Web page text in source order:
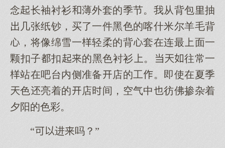
念长袖衬衫薄外套的季节。我从背包抽
几张纸钞，买了一件黑色的喀什米尔羊毛背
，将像绵雪一轻柔的背套在连最面一
颗扣子扣的黑色衬衫。往常一
站在吧台内侧准备店的工。即使在夏季
色亮着的店间，空气中彷佛掺杂着
夕阳的色彩。
“进吗？”